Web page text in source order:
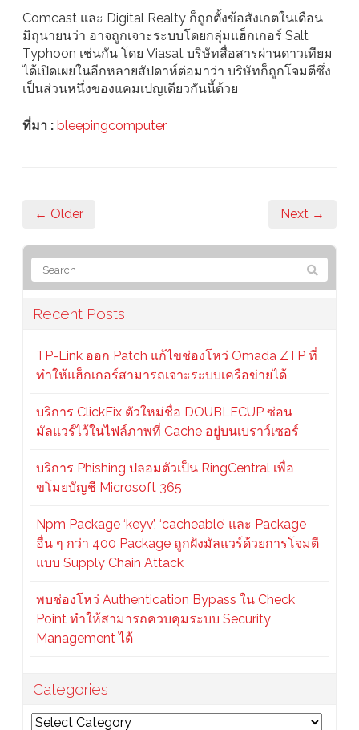
Comcast และ Digital Realty ก็ถูกตั้งข้อสังเกตในเดือน
มิถุนายนว่า อาจถูกเจาะระบบโดยกลุ่มแฮ็กเกอร์ Salt
Typhoon เช่นกัน โดย Viasat บริษัทสื่อสารผ่านดาวเทียม
ได้เปิดเผยในอีกหลายสัปดาห์ต่อมาว่า บริษัทก็ถูกโจมตีซึ่ง
เป็นส่วนหนึ่งของแคมเปญเดียวกันนี้ด้วย
ที่มา : bleepingcomputer
← Older Next →
Recent Posts
TP-Link ออก Patch แก้ไขช่องโหว่ Omada ZTP ที่
ทำให้แฮ็กเกอร์สามารถเจาะระบบเครือข่ายได้
บริการ ClickFix ตัวใหม่ชื่อ DOUBLECUP ซ่อน
มัลแวร์ไว้ในไฟล์ภาพที่ Cache อยู่บนเบราว์เซอร์
บริการ Phishing ปลอมตัวเป็น RingCentral เพื่อ
ขโมยบัญชี Microsoft 365
Npm Package ‘keyv’, ‘cacheable’ และ Package
อื่น ๆ กว่า 400 Package ถูกฝังมัลแวร์ด้วยการโจมตี
แบบ Supply Chain Attack
พบช่องโหว่ Authentication Bypass ใน Check
Point ทำให้สามารถควบคุมระบบ Security
Management ได้
Categories
Categories